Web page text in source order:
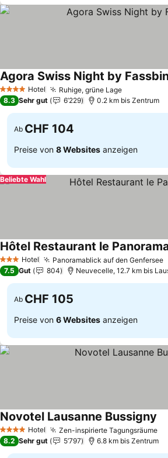
4 Sterne Hotel Ruhige, grüne LagePreise
Agora Swiss Night by
8.3 Sehr gut 6’229 0.2 km bis Zentrum
Ab CHF 104
Preise von 8 Websites anzeigen
Beliebte Wahl
3 SterneHotel Panoramablick auf den Genfersee
Hôtel Restaurant le
7.5 Gut 804 Neuvecelle, 12.7 km bis
Ab CHF 105
Preise von 6 Websites anzeigen
4 Sterne Hotel Zen-inspirierte Tagungsräume
Novotel Lausanne Bussigny
8.2 Sehr gut 5’797 6.8 km bis Zentrum